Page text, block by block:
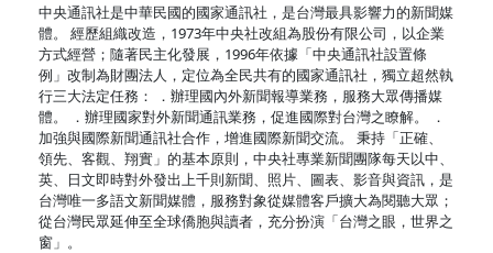
中央通訊社是中華民國的國家通訊社，是台灣最具影響力的新聞媒
體。 經歷組織改造，1973年中央社改組為股份有限公司，以企業
方式經營；隨著民主化發展，1996年依據「中央通訊社設置條
例」改制為財團法人，定位為全民共有的國家通訊社，獨立超然執
行三大法定任務： ．辦理國內外新聞報導業務，服務大眾傳播媒
體。 ．辦理國家對外新聞通訊業務，促進國際對台灣之瞭解。 ．
加強與國際新聞通訊社合作，增進國際新聞交流。 秉持「正確、
領先、客觀、翔實」的基本原則，中央社專業新聞團隊每天以中、
英、日文即時對外發出上千則新聞、照片、圖表、影音與資訊，是
台灣唯一多語文新聞媒體，服務對象從媒體客戶擴大為閱聽大眾；
從台灣民眾延伸至全球僑胞與讀者，充分扮演「台灣之眼，世界之
窗」。